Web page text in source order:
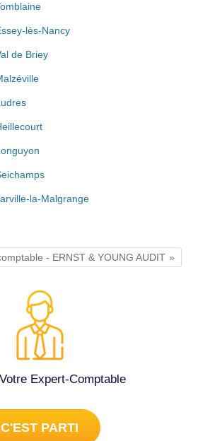
lès-Nancy
de Briey
la-Malgrange
- ERNST & YOUNG AUDIT
Expert-Comptable
C'EST PARTI